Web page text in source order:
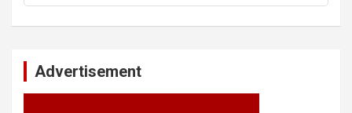
Advertisement